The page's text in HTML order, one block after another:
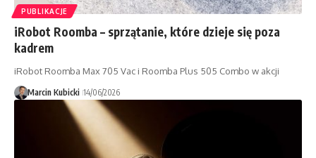
PUBLIKACJE
iRobot Roomba – sprzątanie, które dzieje się poza
kadrem
iRobot Roomba Max 705 Vac i Roomba Plus 505 Combo w akcji
Marcin Kubicki 14/06/2026